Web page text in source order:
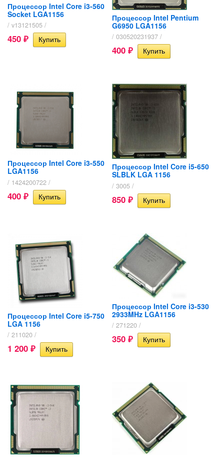
Процессор Intel Core i3-560
Socket LGA1156
/ v13121505 /
450 ₽
Процессор Intel Pentium
G6950 LGA1156
/ 030520231937 /
400 ₽
Процессор Intel Core i3-550
LGA1156
/ 1424200722 /
400 ₽
Процессор Intel Core i5-650
SLBLK LGA 1156
/ 3005 /
850 ₽
Процессор Intel Core i5-750
LGA 1156
/ 211020 /
1 200 ₽
Процессор Intel Core i3-530
2933MHz LGA1156
/ 271220 /
350 ₽